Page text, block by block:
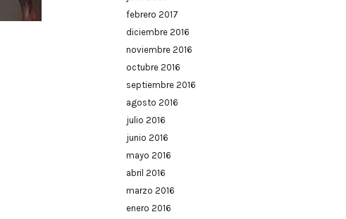
febrero 2017
diciembre 2016
noviembre 2016
octubre 2016
septiembre 2016
agosto 2016
julio 2016
junio 2016
mayo 2016
abril 2016
marzo 2016
enero 2016